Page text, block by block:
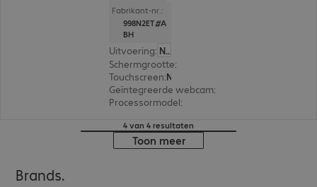
Fabrikant-nr.:
998N2ET#A
BH
Uitvoering:
Nederland
Schermgrootte:
Touchscreen:
Geïntegreerde webcam:
Processormodel:
4 van 4 resultaten
Toon meer
Brands.